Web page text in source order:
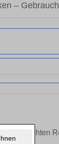
–
gebrauchten